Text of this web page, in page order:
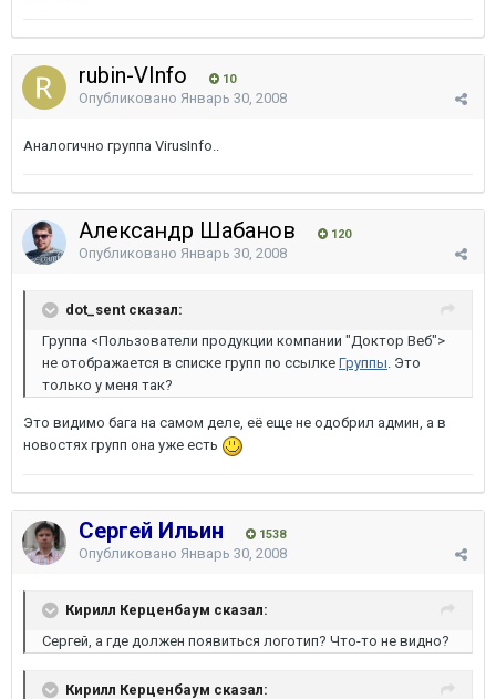
rubin-VInfo 10
Опубликовано Январь 30, 2008
Аналогично группа VirusInfo..
Александр Шабанов 120
Опубликовано Январь 30, 2008
dot_sent сказал:
Группа <Пользователи продукции компании "Доктор Веб">
не отображается в списке групп по ссылке Группы. Это
только у меня так?
Это видимо бага на самом деле, её еще не одобрил админ, а в
новостях групп она уже есть
Сергей Ильин 1538
Опубликовано Январь 30, 2008
Кирилл Керценбаум сказал:
Сергей, а где должен появиться логотип? Что-то не видно?
Кирилл Керценбаум сказал: